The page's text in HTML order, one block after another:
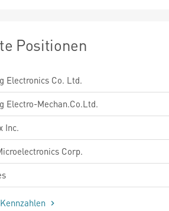
Positionen
Electronics Co. Ltd.
Electro-Mechan.Co.Ltd.
Inc.
Corp.